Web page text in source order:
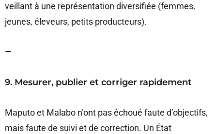
veillant à une représentation diversifiée (femmes,
jeunes, éleveurs, petits producteurs).
—
9. Mesurer, publier et corriger rapidement
Maputo et Malabo n’ont pas échoué faute d’objectifs,
mais faute de suivi et de correction. Un État